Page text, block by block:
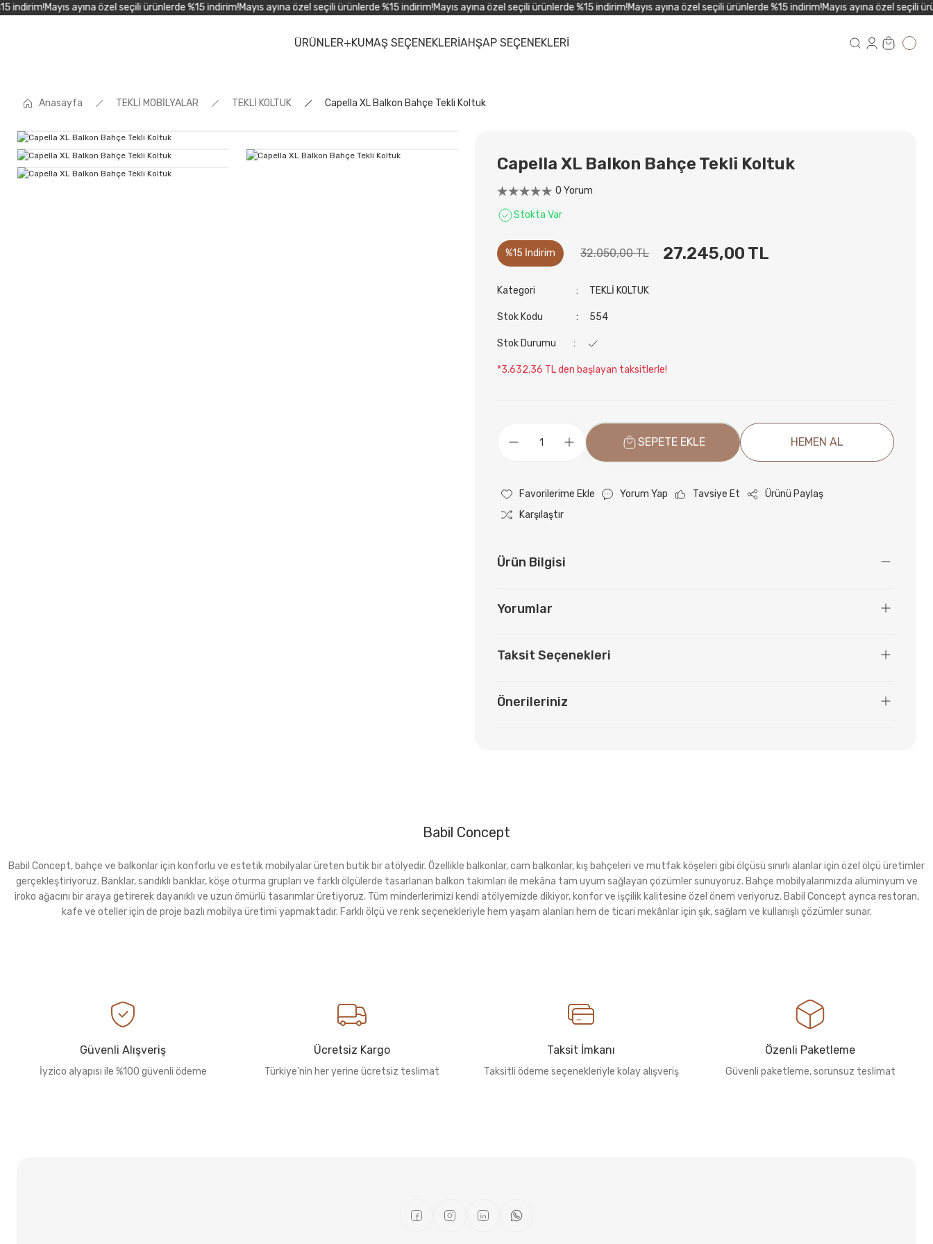
indirim!Mayıs ayına özel seçili ürünlerde %15 indirim!Mayıs ayına özel seçili ürünlerde %15 indirim!Mayıs ayına özel seçili ürünlerde %15 indirim!Mayıs ayına özel seçili ürünlerde %15 indirim!Mayıs ayına özel seçili
ÜRÜNLER KUMAŞ SEÇENEKLERİAHŞAP SEÇENEKLERİ
Anasayfa TEKLİ MOBİLYALAR TEKLİ KOLTUK Capella XL Balkon Bahçe Tekli Koltuk
Capella XL Balkon Bahçe Tekli Koltuk
0 Yorum
Stokta Var
%15 İndirim 32.050,00 TL 27.245,00 TL
Kategori TEKLİ KOLTUK
Stok Kodu 554
Stok Durumu
*3.632,36 TL den başlayan taksitlerle!
SEPETE EKLE HEMEN AL
Yorum Yap Tavsiye Et
Ürünü Paylaş
Karşılaştır
Ürün Bilgisi
Yorumlar
Taksit Seçenekleri
Önerileriniz
Babil Concept
Babil Concept, bahçe ve balkonlar için konforlu ve estetik mobilyalar üreten butik bir atölyedir. Özellikle balkonlar, cam balkonlar, kış bahçeleri ve mutfak köşeleri gibi ölçüsü sınırlı alanlar için özel ölçü üretimler
gerçekleştiriyoruz. Banklar, sandıklı banklar, köşe oturma grupları ve farklı ölçülerde tasarlanan balkon takımları ile mekâna tam uyum sağlayan çözümler sunuyoruz. Bahçe mobilyalarımızda alüminyum ve
iroko ağacını bir araya getirerek dayanıklı ve uzun ömürlü tasarımlar üretiyoruz. Tüm minderlerimizi kendi atölyemizde dikiyor, konfor ve işçilik kalitesine özel önem veriyoruz. Babil Concept ayrıca restoran,
kafe ve oteller için de proje bazlı mobilya üretimi yapmaktadır. Farklı ölçü ve renk seçenekleriyle hem yaşam alanları hem de ticari mekânlar için şık, sağlam ve kullanışlı çözümler sunar.
Güvenli Alışveriş
İyzico alyapısı ile %100 güvenli ödeme
Ücretsiz Kargo
Türkiye'nin her yerine ücretsiz teslimat
Taksit İmkanı
Taksitli ödeme seçenekleriyle kolay alışveriş
Özenli Paketleme
Güvenli paketleme, sorunsuz teslimat